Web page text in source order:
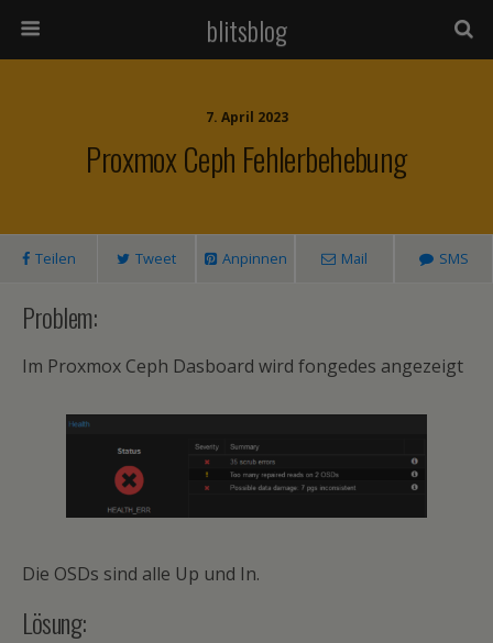
blitsblog
7. April 2023
Proxmox Ceph Fehlerbehebung
Teilen Tweet Anpinnen Mail SMS
Problem:
Im Proxmox Ceph Dasboard wird fongedes angezeigt
Die OSDs sind alle Up und In.
Lösung: